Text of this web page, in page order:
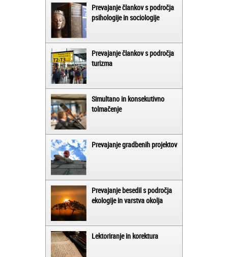
Prevajanje člankov s področja
psihologije in sociologije
Prevajanje člankov s področja
turizma
Simultano in konsekutivno
tolmačenje
Prevajanje gradbenih projektov
Prevajanje besedil s področja
ekologije in varstva okolja
Lektoriranje in korektura